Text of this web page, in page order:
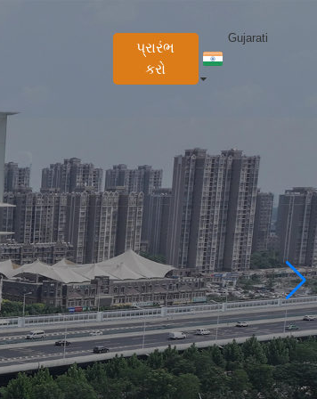
પ્રારંભ
કરો
Gujarati